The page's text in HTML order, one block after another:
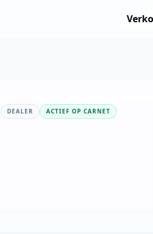
DEALER ACTIEF OP CARNET